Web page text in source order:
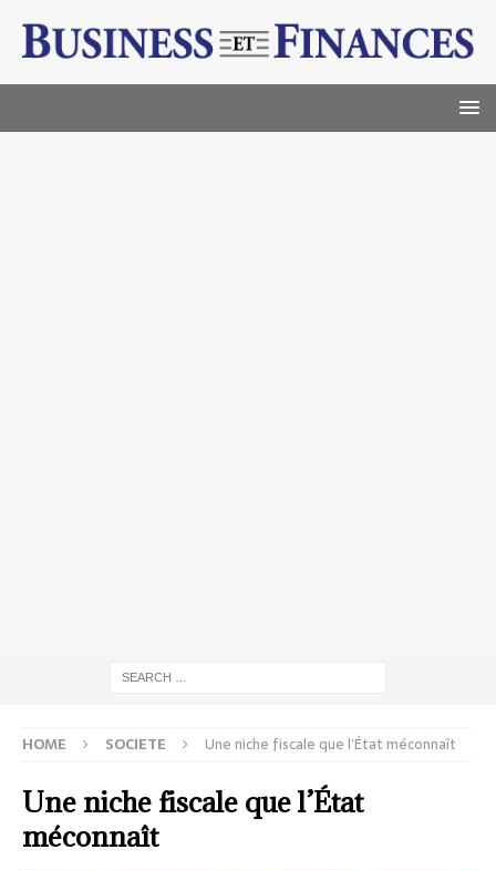
HOME SOCIETE Une niche fiscale que l’État méconnaît
Une niche fiscale que l’État
méconnaît